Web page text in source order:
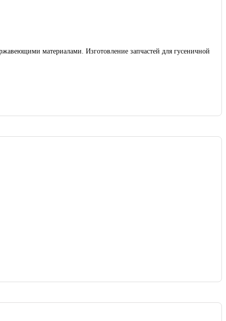
материалами. Изготовление запчастей для гусеничной